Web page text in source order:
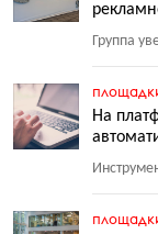
Группа
На